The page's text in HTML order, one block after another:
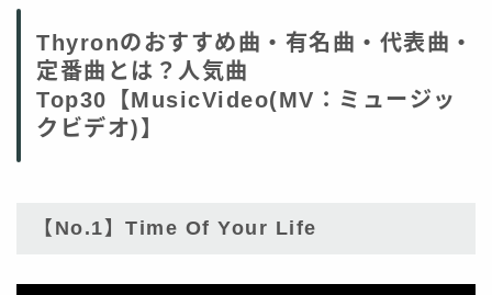
Thyronのおすすめ曲・有名曲・代表曲・
定番曲とは？人気曲
Top30【MusicVideo(MV：ミュージッ
クビデオ)】
【No.1】Time Of Your Life